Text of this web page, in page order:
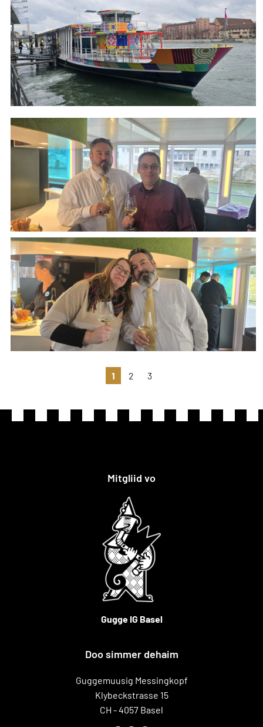
1 2 3
Mitgliid vo
Gugge IG Basel
Doo simmer dehaim
Guggemuusig Messingkopf
Klybeckstrasse 15
CH - 4057 Basel